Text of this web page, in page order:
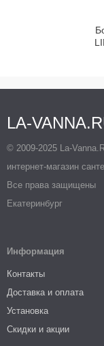
LA-
© 2009-2025 La-
интернет-магазин
Все права защищены
Екатеринбург
Информация
Контакты
Доставка и оплата
Установка
Скидки и акции